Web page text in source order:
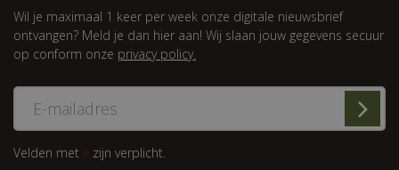
Wil je maximaal 1 keer per week onze digitale nieuwsbrief
ontvangen? Meld je dan hier aan! Wij slaan jouw gegevens secuur
op conform onze privacy policy.
Velden met * zijn verplicht.